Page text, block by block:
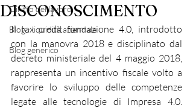
Diritto del lavoro
Blog - liquidità aziendale
Blog generico
DISCONOSCIMENTO
Il tax credit formazione 4.0, introdotto
con la manovra 2018 e disciplinato dal
decreto ministeriale del 4 maggio 2018,
rappresenta un incentivo fiscale volto a
favorire lo sviluppo delle competenze
legate alle tecnologie di Impresa 4.0.